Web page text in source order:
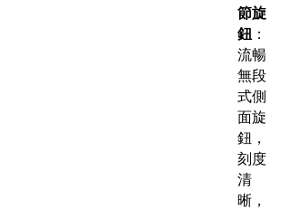
節旋
鈕 ：
流暢
無段
式側
面旋
鈕，
刻度
清
晰，